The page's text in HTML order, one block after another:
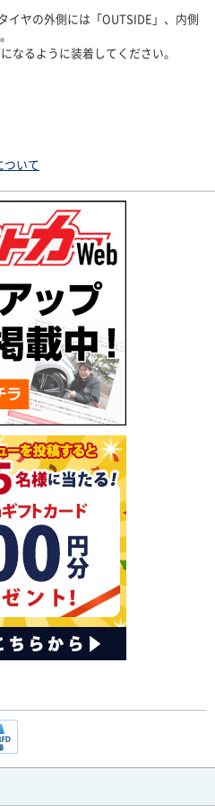
ヤの外側には「OUTSIDE」、内側
なるように装着してください。
ついて